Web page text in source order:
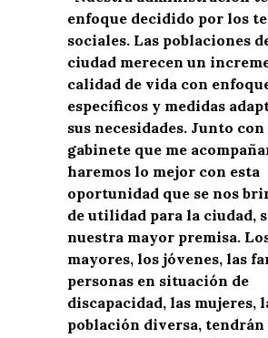
enfoque decidido por los
sociales. Las poblaciones
ciudad merecen un
calidad de vida con
específicos y medidas
sus necesidades. Junto con
gabinete que me
haremos lo mejor con esta
oportunidad que se nos
de utilidad para la ciudad,
nuestra mayor premisa.
mayores, los jóvenes, las
personas en situación de
discapacidad, las mujeres,
población diversa, tendrán